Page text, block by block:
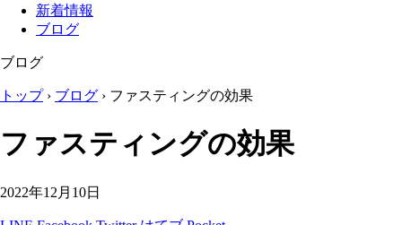
新着情報
ブログ
ブログ
トップ› ブログ › ファスティングの効果
ファスティングの効果
2022年12月10日